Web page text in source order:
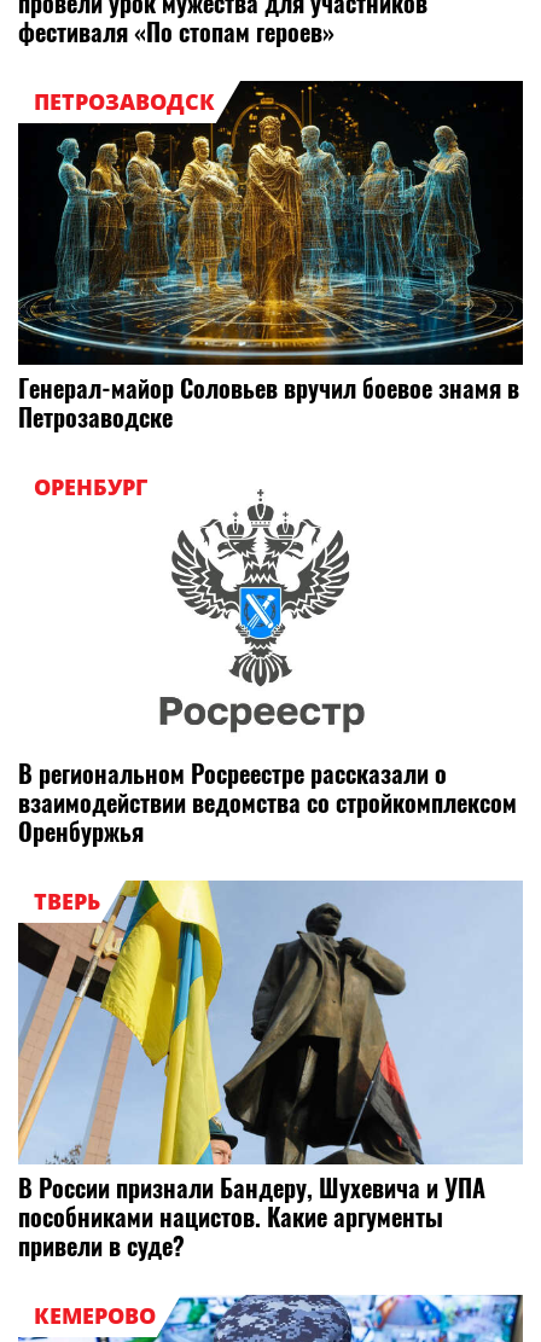
фестиваля «По стопам героев»
ПЕТРОЗАВОДСК
Генерал-майор Соловьев вручил боевое знамя в
Петрозаводске
ОРЕНБУРГ
В региональном Росреестре рассказали о
взаимодействии ведомства со стройкомплексом
Оренбуржья
ТВЕРЬ
В России признали Бандеру, Шухевича и УПА
пособниками нацистов. Какие аргументы
привели в суде?
КЕМЕРОВО